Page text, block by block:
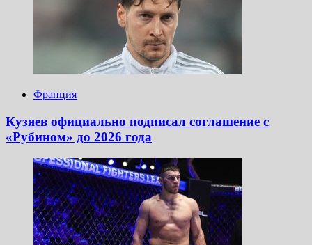
Франция
Кузяев официально подписал соглашение с
«Рубином» до 2026 года